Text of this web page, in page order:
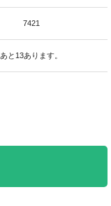
7421
あと13あります。